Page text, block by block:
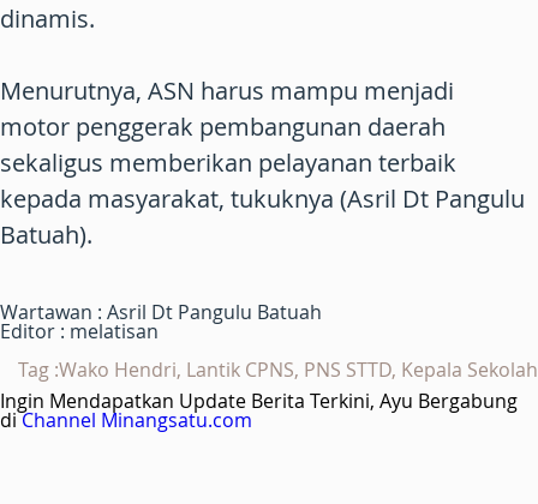
dinamis.
Menurutnya, ASN harus mampu menjadi
motor penggerak pembangunan daerah
sekaligus memberikan pelayanan terbaik
kepada masyarakat, tukuknya (Asril Dt Pangulu
Batuah).
Wartawan : Asril Dt Pangulu Batuah
Editor : melatisan
Tag :Wako Hendri, Lantik CPNS, PNS STTD, Kepala Sekolah
Ingin Mendapatkan Update Berita Terkini, Ayu Bergabung
diChannel Minangsatu.com